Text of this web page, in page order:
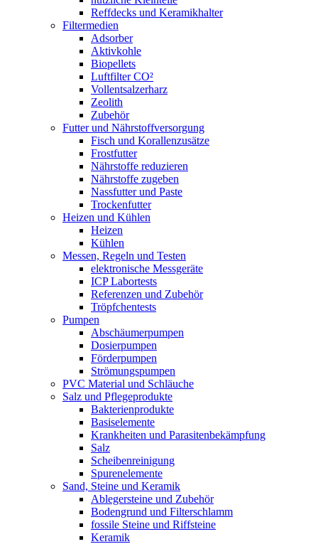
Reffdecks und Keramikhalter
Filtermedien
Adsorber
Aktivkohle
Biopellets
Luftfilter CO²
Vollentsalzerharz
Zeolith
Zubehör
Futter und Nährstoffversorgung
Fisch und Korallenzusätze
Frostfutter
Nährstoffe reduzieren
Nährstoffe zugeben
Nassfutter und Paste
Trockenfutter
Heizen und Kühlen
Heizen
Kühlen
Messen, Regeln und Testen
elektronische Messgeräte
ICP Labortests
Referenzen und Zubehör
Tröpfchentests
Pumpen
Abschäumerpumpen
Dosierpumpen
Förderpumpen
Strömungspumpen
PVC Material und Schläuche
Salz und Pflegeprodukte
Bakterienprodukte
Basiselemente
Krankheiten und Parasitenbekämpfung
Salz
Scheibenreinigung
Spurenelemente
Sand, Steine und Keramik
Ablegersteine und Zubehör
Bodengrund und Filterschlamm
fossile Steine und Riffsteine
Keramik